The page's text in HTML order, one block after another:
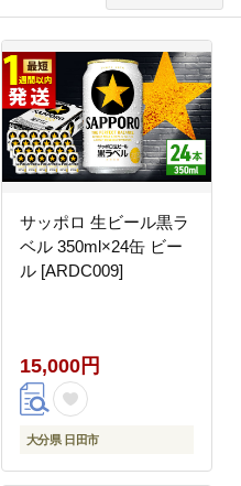
サッポロ 生ビール黒ラ
ベル 350ml×24缶 ビー
ル [ARDC009]
15,000円
大分県 日田市